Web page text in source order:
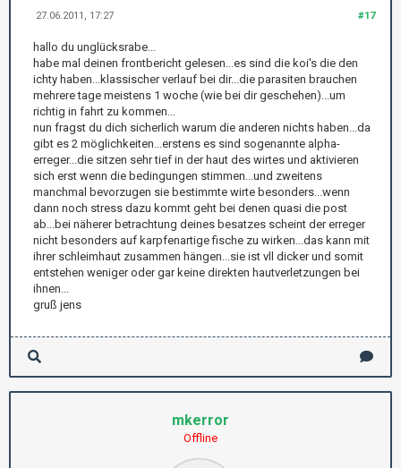
#17
27.06.2011, 17:27
hallo du unglücksrabe...
habe mal deinen frontbericht gelesen...es sind die koi's die den
ichty haben...klassischer verlauf bei dir...die parasiten brauchen
mehrere tage meistens 1 woche (wie bei dir geschehen)...um
richtig in fahrt zu kommen...
nun fragst du dich sicherlich warum die anderen nichts haben...da
gibt es 2 möglichkeiten...erstens es sind sogenannte alpha-
erreger...die sitzen sehr tief in der haut des wirtes und aktivieren
sich erst wenn die bedingungen stimmen...und zweitens
manchmal bevorzugen sie bestimmte wirte besonders...wenn
dann noch stress dazu kommt geht bei denen quasi die post
ab...bei näherer betrachtung deines besatzes scheint der erreger
nicht besonders auf karpfenartige fische zu wirken...das kann mit
ihrer schleimhaut zusammen hängen...sie ist vll dicker und somit
entstehen weniger oder gar keine direkten hautverletzungen bei
ihnen...
gruß jens
mkerror
Offline